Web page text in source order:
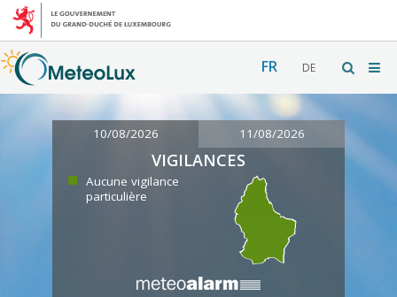
FR DE
10/08/2026 11/08/2026
VIGILANCES
Aucune vigilance
particulière